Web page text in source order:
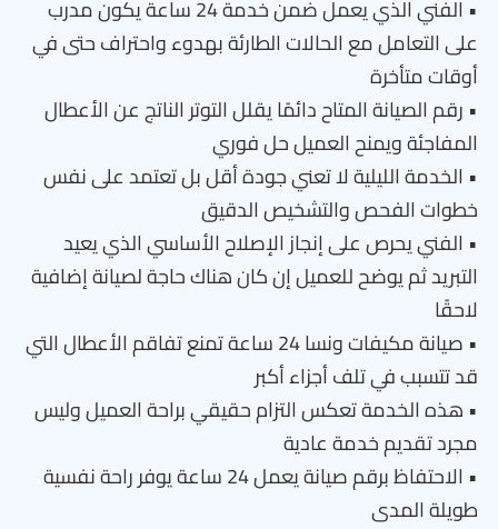
• الفني الذي يعمل ضمن خدمة 24 ساعة يكون مدرب
على التعامل مع الحالات الطارئة بهدوء واحتراف حتى في
أوقات متأخرة
• رقم الصيانة المتاح دائمًا يقلل التوتر الناتج عن الأعطال
المفاجئة ويمنح العميل حل فوري
• الخدمة الليلية لا تعني جودة أقل بل تعتمد على نفس
خطوات الفحص والتشخيص الدقيق
• الفني يحرص على إنجاز الإصلاح الأساسي الذي يعيد
التبريد ثم يوضح للعميل إن كان هناك حاجة لصيانة إضافية
لاحقًا
• صيانة مكيفات ونسا 24 ساعة تمنع تفاقم الأعطال التي
قد تتسبب في تلف أجزاء أكبر
• هذه الخدمة تعكس التزام حقيقي براحة العميل وليس
مجرد تقديم خدمة عادية
• الاحتفاظ برقم صيانة يعمل 24 ساعة يوفر راحة نفسية
طويلة المدى